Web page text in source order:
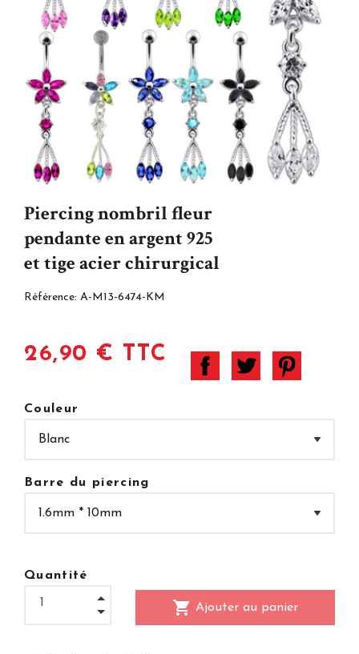
Piercing nombril fleur
pendante en argent 925
et tige acier chirurgical
Référence: A-M13-6474-KM
26,90 € TTC
Couleur
Barre du piercing
Quantité
shopping_cart Ajouter au panier